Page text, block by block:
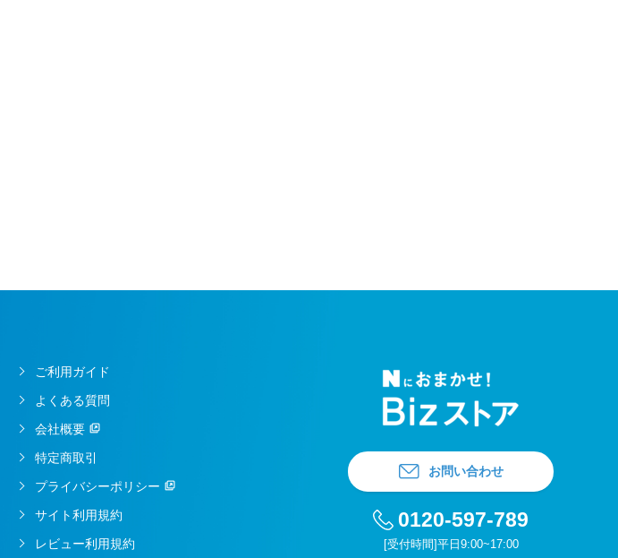
ご利用ガイド
よくある質問
会社概要
特定商取引
プライバシーポリシー
サイト利用規約
レビュー利用規約
お問い合わせ
0120-597-789
[受付時間]平日9:00~17:00